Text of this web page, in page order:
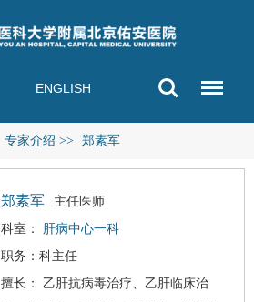
ENGLISH
专家介绍 >> 郑素军
郑素军
主任医师
科室：
肝病中心一科
职务：科主任
擅长： 乙肝抗病毒治疗、乙肝临床治